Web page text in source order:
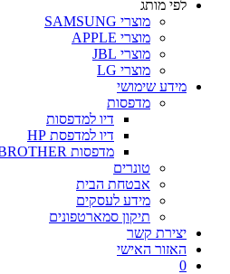
לפי מותג
מוצרי SAMSUNG
מוצרי APPLE
מוצרי JBL
מוצרי LG
מידע שימושי
מדפסות
דיו למדפסות
דיו למדפסת HP
מדפסות BROTHER
טונרים
אבטחת הבית
מידע לעסקים
תיקון סמארטפונים
יצירת קשר
האזור האישי
0